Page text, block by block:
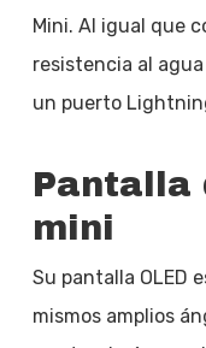
Mini. Al igual que
resistencia al
un puerto
Pantalla
mini
Su pantalla OLED
mismos amplios